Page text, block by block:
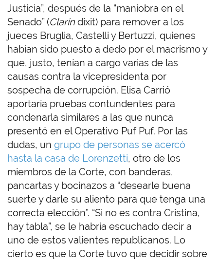
Justicia”, después de la “maniobra en el
Senado” (Clarín dixit) para remover a los
jueces Bruglia, Castelli y Bertuzzi, quienes
habían sido puesto a dedo por el macrismo y
que, justo, tenían a cargo varias de las
causas contra la vicepresidenta por
sospecha de corrupción. Elisa Carrió
aportaría pruebas contundentes para
condenarla similares a las que nunca
presentó en el Operativo Puf Puf. Por las
dudas, un grupo de personas se acercó
hasta la casa de Lorenzetti, otro de los
miembros de la Corte, con banderas,
pancartas y bocinazos a “desearle buena
suerte y darle su aliento para que tenga una
correcta elección”. “Si no es contra Cristina,
hay tabla”, se le habría escuchado decir a
uno de estos valientes republicanos. Lo
cierto es que la Corte tuvo que decidir sobre